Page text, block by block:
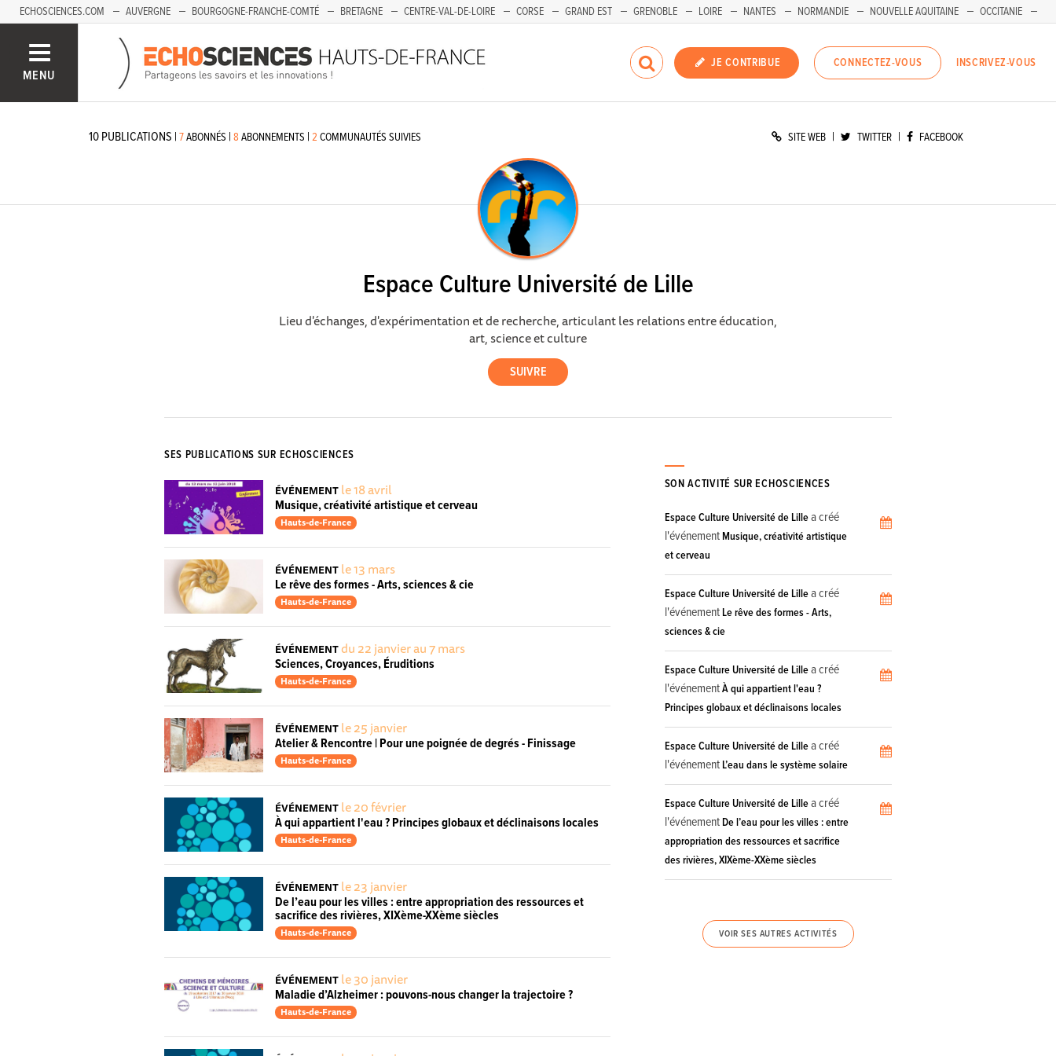
ECHOSCIENCES.COM AUVERGNE BOURGOGNE-FRANCHE-COMTÉ BRETAGNE CENTRE-VAL-DE-LOIRE CORSE GRAND EST GRENOBLE LOIRE NANTES NORMANDIE NOUVELLE AQUITAINE
OCCITANIE
SAVOIE MONT-BLANC
MENU
JE CONTRIBUE CONNECTEZ-VOUS INSCRIVEZ-VOUS
SITE WEB | TWITTER | FACEBOOK
10PUBLICATIONS |7ABONNÉS |8ABONNEMENTS |2 COMMUNAUTÉS SUIVIES
Espace Culture Université de Lille
Lieu d'échanges, d'expérimentation et de recherche, articulant les relations entre éducation,
art, science et culture
SES PUBLICATIONS SUR ECHOSCIENCES
ÉVÉNEMENT le 18 avril
Musique, créativité artistique et cerveau
Hauts-de-France
ÉVÉNEMENT le 13 mars
Le rêve des formes - Arts, sciences & cie
Hauts-de-France
ÉVÉNEMENTdu 22 janvier au 7 mars
Sciences, Croyances, Éruditions
Hauts-de-France
ÉVÉNEMENT le 25 janvier
Atelier & Rencontre | Pour une poignée de degrés - Finissage
Hauts-de-France
ÉVÉNEMENT le 20 février
À qui appartient l'eau ? Principes globaux et déclinaisons locales
Hauts-de-France
ÉVÉNEMENT le 23 janvier
De l’eau pour les villes : entre appropriation des ressources et
sacrifice des rivières, XIXème-XXème siècles
Hauts-de-France
ÉVÉNEMENT le 30 janvier
Maladie d’Alzheimer : pouvons-nous changer la trajectoire ?
Hauts-de-France
SON ACTIVITÉ SUR ECHOSCIENCES
Espace Culture Université de Lillea créé
l'événementMusique, créativité artistique
et cerveau
Espace Culture Université de Lillea créé
l'événementLe rêve des formes - Arts,
sciences & cie
Espace Culture Université de Lillea créé
l'événementÀ qui appartient l'eau ?
Principes globaux et déclinaisons locales
Espace Culture Université de Lillea créé
l'événementL’eau dans le système solaire
Espace Culture Université de Lillea créé
l'événementDe l’eau pour les villes : entre
appropriation des ressources et sacrifice
des rivières, XIXème-XXème siècles
VOIR SES AUTRES ACTIVITÉS